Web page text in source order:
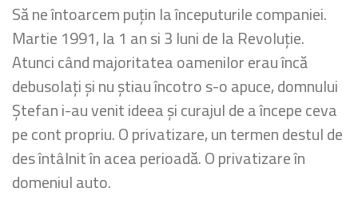
Să ne întoarcem puțin la începuturile companiei.
Martie 1991, la 1 an si 3 luni de la Revoluție.
Atunci când majoritatea oamenilor erau încă
debusolați și nu știau încotro s-o apuce, domnului
Ștefan i-au venit ideea și curajul de a începe ceva
pe cont propriu. O privatizare, un termen destul de
des întâlnit în acea perioadă. O privatizare în
domeniul auto.